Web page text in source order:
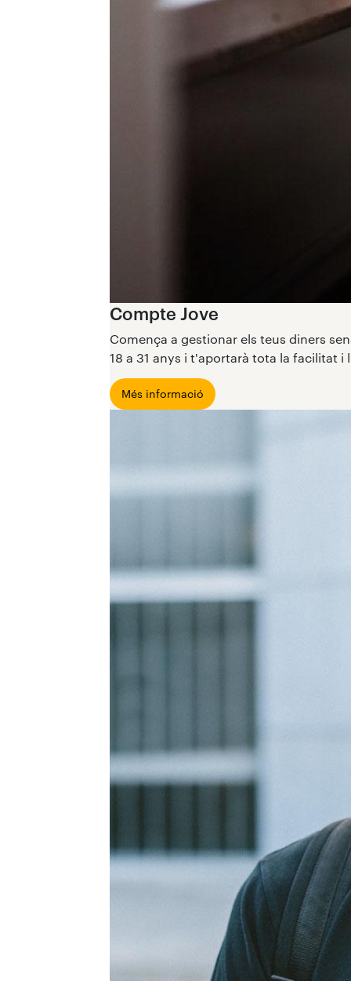
Compte Jove
Comença a gestionar els teus diners
18 a 31 anys i t'aportarà tota la facilitat
Més informació